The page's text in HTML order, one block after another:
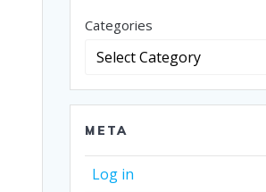
Categories
META
Log in